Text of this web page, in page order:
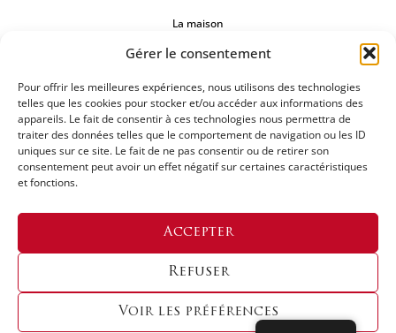
Gérer le consentement
Pour offrir les meilleures expériences, nous utilisons des technologies
telles que les cookies pour stocker et/ou accéder aux informations des
appareils. Le fait de consentir à ces technologies nous permettra de
traiter des données telles que le comportement de navigation ou les ID
uniques sur ce site. Le fait de ne pas consentir ou de retirer son
consentement peut avoir un effet négatif sur certaines caractéristiques
et fonctions.
Accepter
Refuser
Voir les préférences
La maison
Comptoirs
Nos réalisations
SUIVEZ-NOUS
DEMANDEZ UN DEVIS